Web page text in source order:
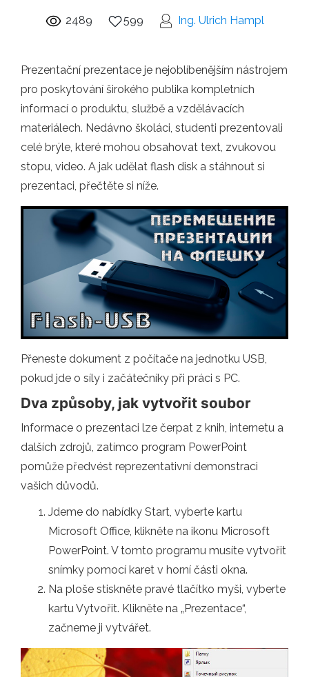
2489 599 Ing. Ulrich Hampl
Prezentační prezentace je nejoblíbenějším nástrojem
pro poskytování širokého publika kompletních
informací o produktu, službě a vzdělávacích
materiálech. Nedávno školáci, studenti prezentovali
celé brýle, které mohou obsahovat text, zvukovou
stopu, video. A jak udělat flash disk a stáhnout si
prezentaci, přečtěte si níže.
Přeneste dokument z počítače na jednotku USB,
pokud jde o síly i začátečníky při práci s PC.
Dva způsoby, jak vytvořit soubor
Informace o prezentaci lze čerpat z knih, internetu a
dalších zdrojů, zatímco program PowerPoint
pomůže předvést reprezentativní demonstraci
vašich důvodů.
Jdeme do nabídky Start, vyberte kartu
Microsoft Office, klikněte na ikonu Microsoft
PowerPoint. V tomto programu musíte vytvořit
snímky pomocí karet v horní části okna.
Na ploše stiskněte pravé tlačítko myši, vyberte
kartu Vytvořit. Klikněte na „Prezentace“,
začneme ji vytvářet.